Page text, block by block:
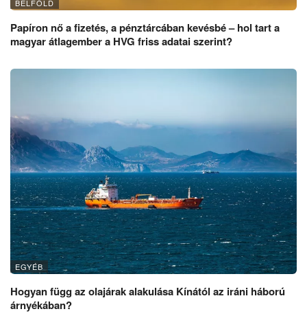
BELFÖLD
Papíron nő a fizetés, a pénztárcában kevésbé – hol tart a
magyar átlagember a HVG friss adatai szerint?
EGYÉB
Hogyan függ az olajárak alakulása Kínától az iráni háború
árnyékában?